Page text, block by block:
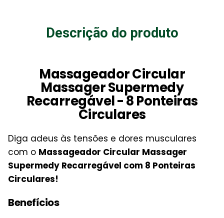
Descrição do produto
Massageador Circular
Massager Supermedy
Recarregável - 8 Ponteiras
Circulares
Diga adeus às tensões e dores musculares
com o Massageador Circular Massager
Supermedy Recarregável com 8 Ponteiras
Circulares!
Benefícios